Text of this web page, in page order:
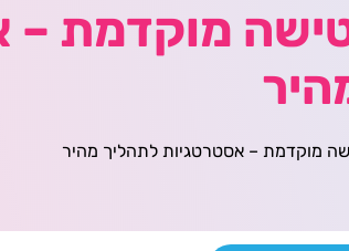
מוקדמת –
מוקדמת – אסטרטגיות לתהליך מהיר